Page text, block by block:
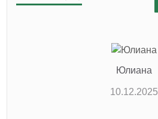
Юлиана
10.12.2025